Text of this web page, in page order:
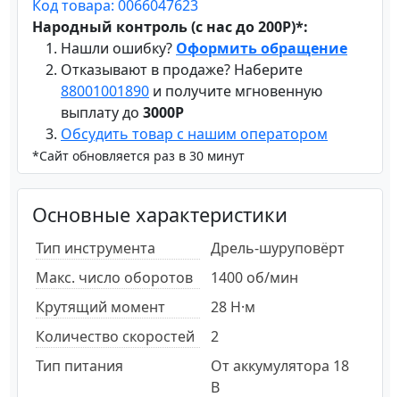
Код товара: 0066047623
Народный контроль (с нас до 200Р)*:
Нашли ошибку? Оформить обращение
Отказывают в продаже? Наберите
88001001890 и получите мгновенную
выплату до 3000Р
Обсудить товар с нашим оператором
*Сайт обновляется раз в 30 минут
Основные характеристики
Тип инструмента
Дрель-шуруповёрт
Макс. число оборотов
1400 об/мин
Крутящий момент
28 Н·м
Количество скоростей
2
Тип питания
От аккумулятора 18
В